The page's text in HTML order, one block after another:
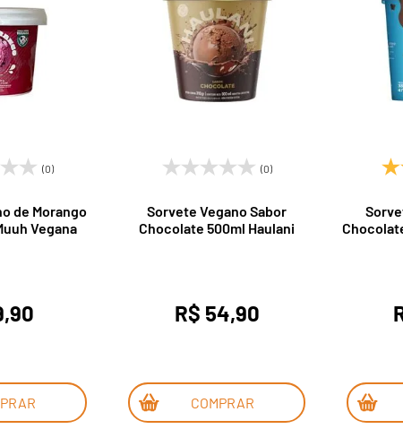
(0)
de Morango
Vegana
(0)
Sorvete Vegano Sabor
Chocolate 500ml Haulani
R$ 54,90
COMPRAR